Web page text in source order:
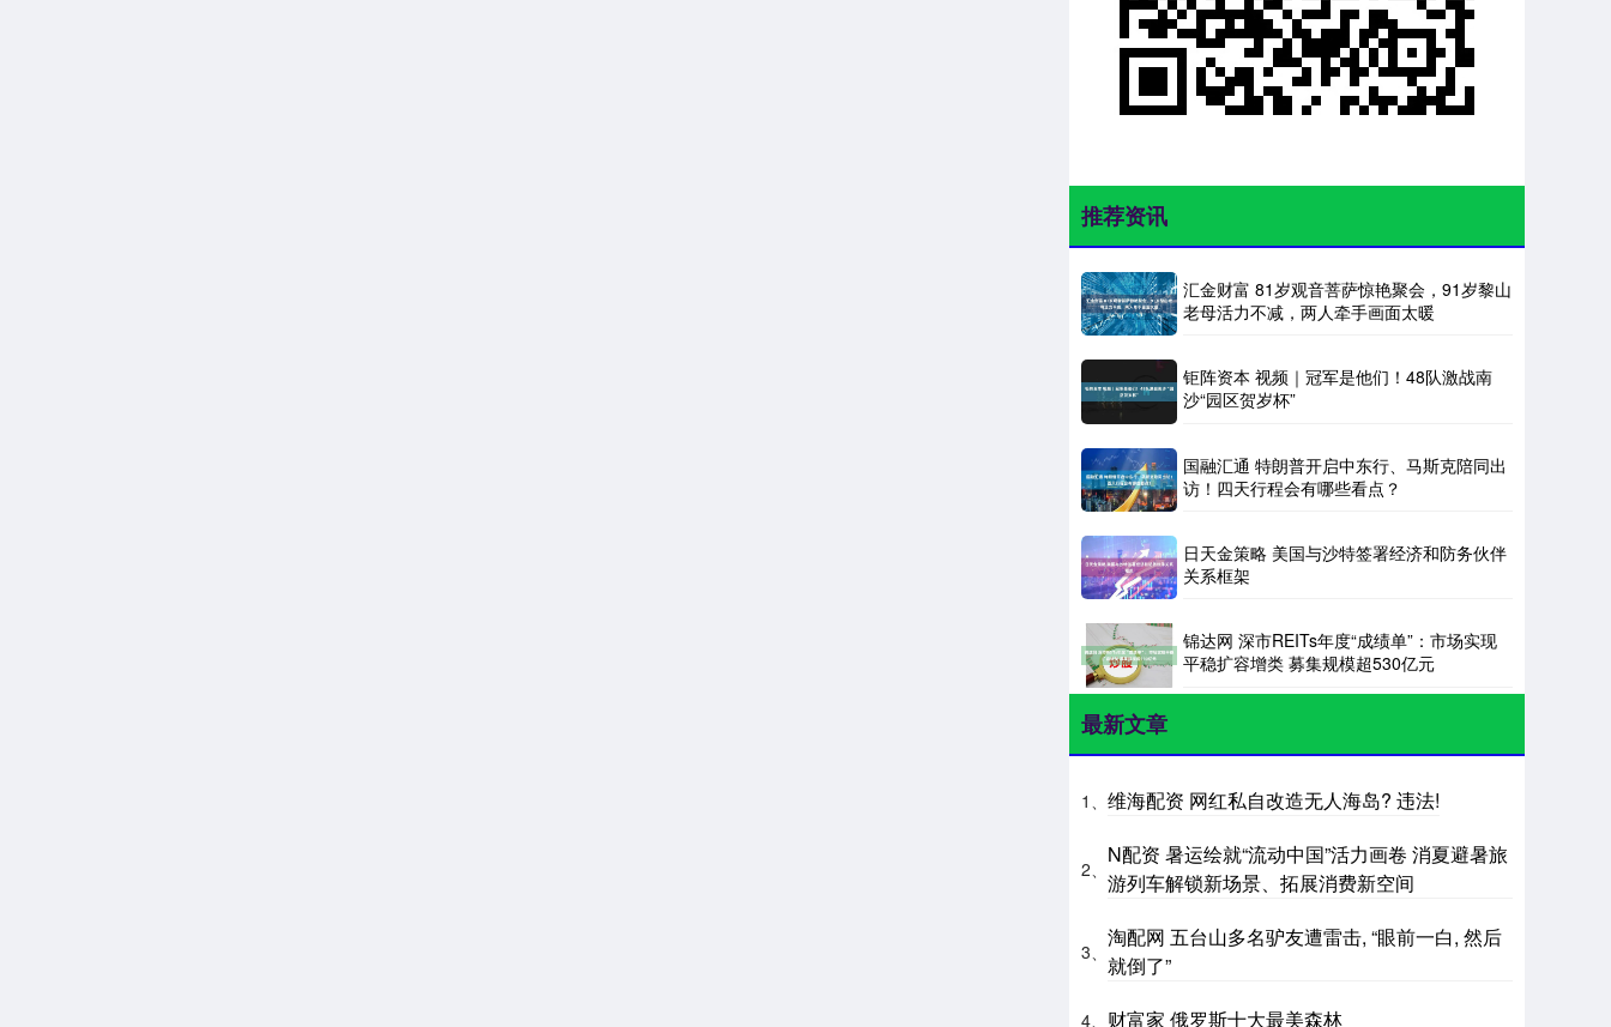
推荐资讯
汇金财富 81岁观音菩萨惊艳聚会，91岁黎山
老母活力不减，两人牵手画面太暖
钜阵资本 视频｜冠军是他们！48队激战南
沙“园区贺岁杯”
国融汇通 特朗普开启中东行、马斯克陪同出
访！四天行程会有哪些看点？
日天金策略 美国与沙特签署经济和防务伙伴
关系框架
锦达网 深市REITs年度“成绩单”：市场实现
平稳扩容增类 募集规模超530亿元
最新文章
1、 维海配资 网红私自改造无人海岛? 违法!
2、
N配资 暑运绘就“流动中国”活力画卷 消夏避暑旅
游列车解锁新场景、拓展消费新空间
3、
淘配网 五台山多名驴友遭雷击, “眼前一白, 然后
就倒了”
4、 财富家 俄罗斯十大最美森林